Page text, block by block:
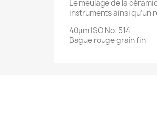
Le meulage de la
instruments ainsi qu’un
40µm ISO No. 514
Bague rouge grain fin